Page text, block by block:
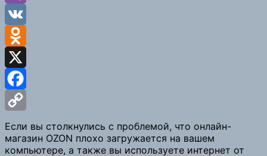
Viber
VK
Odnoklassniki
X
Facebook
Copy
Link
Если вы столкнулись с проблемой, что онлайн-
магазин OZON плохо загружается на вашем
компьютере, а также вы используете интернет от